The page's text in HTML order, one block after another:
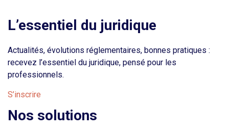
L’essentiel du juridique
Actualités, évolutions réglementaires, bonnes pratiques :
recevez l’essentiel du juridique, pensé pour les
professionnels.
S’inscrire
Nos solutions